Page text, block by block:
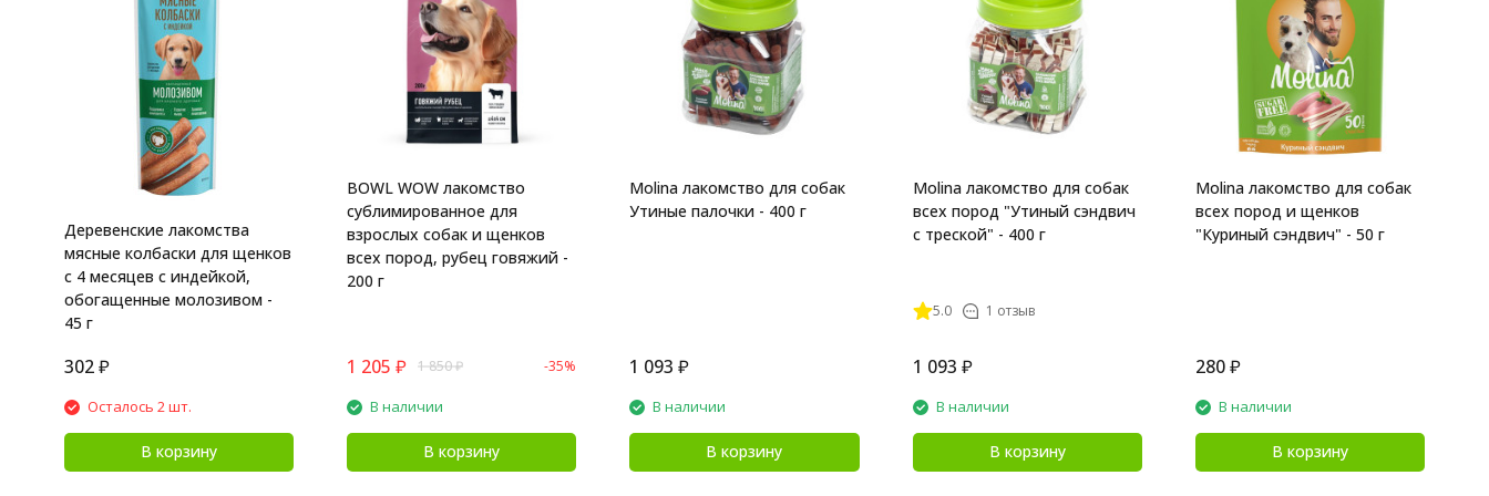
Деревенские лакомства
мясные колбаски для щенков
с 4 месяцев с индейкой,
обогащенные молозивом -
45 г
302 ₽
Осталось 2 шт.
В корзину
BOWL WOW лакомство
сублимированное для
взрослых собак и щенков
всех пород, рубец говяжий -
200 г
1 205 ₽ 1 850₽ -35%
В наличии
В корзину
Molina лакомство для собак
Утиные палочки - 400 г
1 093 ₽
В наличии
В корзину
Molina лакомство для собак
всех пород "Утиный сэндвич
с треской" - 400 г
5.0 1 отзыв
1 093 ₽
В наличии
В корзину
Molina лакомство для собак
всех пород и щенков
"Куриный сэндвич" - 50 г
280₽
В наличии
В корзину